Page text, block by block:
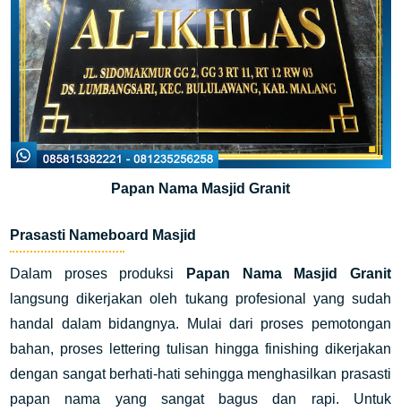
Papan Nama Masjid Granit
Prasasti Nameboard Masjid
Dalam proses produksi
Papan Nama Masjid Granit
langsung dikerjakan oleh tukang profesional yang sudah
handal dalam bidangnya. Mulai dari proses pemotongan
bahan, proses lettering tulisan hingga finishing dikerjakan
dengan sangat berhati-hati sehingga menghasilkan prasasti
papan nama yang sangat bagus dan rapi. Untuk